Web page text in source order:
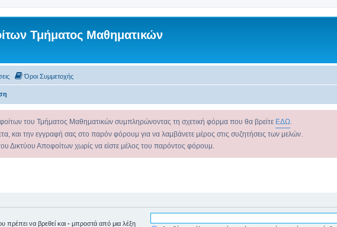
Τμήματος Μαθηματικών
Όροι Συμμετοχής
του Τμήματος Μαθηματικών συμπληρώνοντας τη σχετική φόρμα που θα βρείτε ΕΔΩ
και την εγγραφή σας στο παρόν φόρουμ για να λαμβάνετε μέρος στις συζητήσεις των μελών.
Δικτύου Αποφοίτων χωρίς να είστε μέλος του παρόντος φόρουμ.
πρέπει να βρεθεί και - μπροστά από μια λέξη